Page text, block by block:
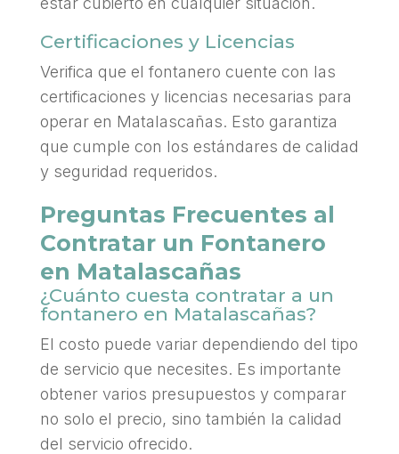
Certificaciones y Licencias
Verifica que el fontanero cuente con las
certificaciones y licencias necesarias para
operar en Matalascañas. Esto garantiza
que cumple con los estándares de calidad
y seguridad requeridos.
Preguntas Frecuentes al
Contratar un Fontanero
en Matalascañas
¿Cuánto cuesta contratar a un
fontanero en Matalascañas?
El costo puede variar dependiendo del tipo
de servicio que necesites. Es importante
obtener varios presupuestos y comparar
no solo el precio, sino también la calidad
del servicio ofrecido.